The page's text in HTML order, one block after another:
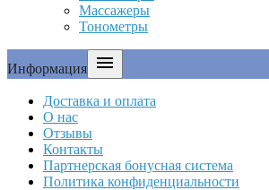
Массажеры
Тонометры
Информация 
Доставка и оплата
О нас
Отзывы
Контакты
Партнерская бонусная система
Политика конфиденциальности